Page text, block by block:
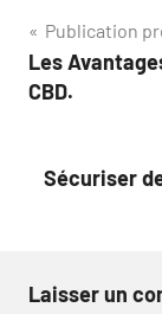
de
Publication
Les
CBD.
Sécuriser
Laisser un